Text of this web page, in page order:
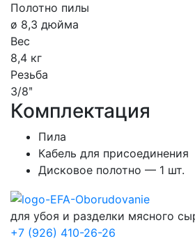
Полотно пилы
ø 8,3 дюйма
Вес
8,4 кг
Резьба
3/8ʺ
Комплектация
Пила
Кабель для присоединения
Дисковое полотно — 1 шт.
для убоя и разделки мясного
+7 (926) 410-26-26